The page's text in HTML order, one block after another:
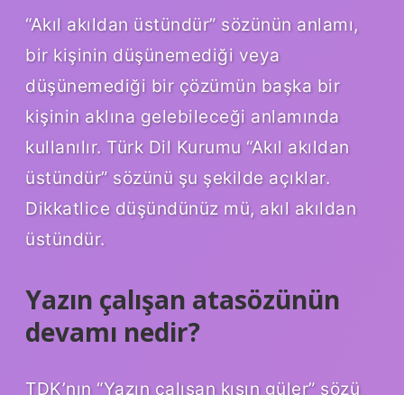
“Akıl akıldan üstündür” sözünün anlamı,
bir kişinin düşünemediği veya
düşünemediği bir çözümün başka bir
kişinin aklına gelebileceği anlamında
kullanılır. Türk Dil Kurumu “Akıl akıldan
üstündür” sözünü şu şekilde açıklar.
Dikkatlice düşündünüz mü, akıl akıldan
üstündür.
Yazın çalışan atasözünün
devamı nedir?
TDK’nın “Yazın çalışan kışın güler” sözü